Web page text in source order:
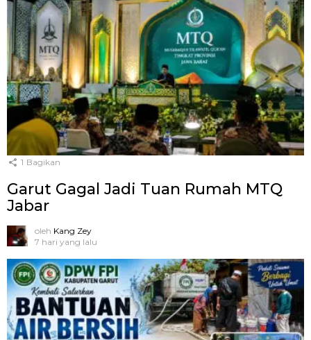
1 Bagikan
Garut Gagal Jadi Tuan Rumah MTQ
Jabar
oleh Kang Zey
7 hari yang lalu